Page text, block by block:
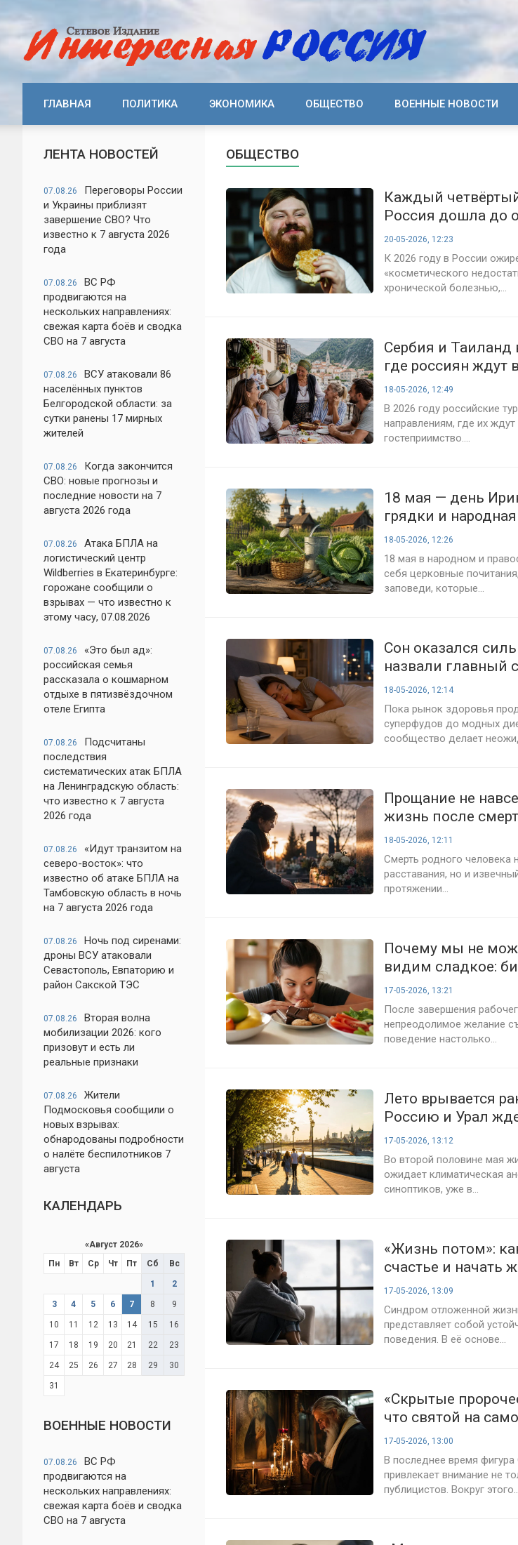
ГЛАВНАЯ ПОЛИТИКА ЭКОНОМИКА ОБЩЕСТВО ВОЕННЫЕ НОВОСТИ
ЛЕНТА НОВОСТЕЙ
07.08.26
Переговоры России
и Украины приблизят
завершение СВО? Что
известно к 7 августа 2026
года
07.08.26
ВС РФ
продвигаются на
нескольких направлениях:
свежая карта боёв и сводка
СВО на 7 августа
07.08.26
ВСУ атаковали 86
населённых пунктов
Белгородской области: за
сутки ранены 17 мирных
жителей
07.08.26
Когда закончится
СВО: новые прогнозы и
последние новости на 7
августа 2026 года
07.08.26
Атака БПЛА на
логистический центр
Wildberries в Екатеринбурге:
горожане сообщили о
взрывах — что известно к
этому часу, 07.08.2026
07.08.26
«Это был ад»:
российская семья
рассказала о кошмарном
отдыхе в пятизвёздочном
отеле Египта
07.08.26
Подсчитаны
последствия
систематических атак БПЛА
на Ленинградскую область:
что известно к 7 августа
2026 года
07.08.26
«Идут транзитом на
северо-восток»: что
известно об атаке БПЛА на
Тамбовскую область в ночь
на 7 августа 2026 года
07.08.26
Ночь под сиренами:
дроны ВСУ атаковали
Севастополь, Евпаторию и
район Сакской ТЭС
07.08.26
Вторая волна
мобилизации 2026: кого
призовут и есть ли
реальные признаки
07.08.26
Жители
Подмосковья сообщили о
новых взрывах:
обнародованы подробности
о налёте беспилотников 7
августа
КАЛЕНДАРЬ
«Август 2026»
Пн
Вт Ср Чт Пт Сб Вс
1 2
3 4 5 6 7 8 9
10 11 12 13 14 15 16
17 18 19 20 21 22 23
24 25 26 27 28 29 30
31
ВОЕННЫЕ НОВОСТИ
07.08.26
ВС РФ
продвигаются на
нескольких направлениях:
свежая карта боёв и сводка
СВО на 7 августа
ОБЩЕСТВО
Каждый
Россия дошла до
будет в 2026-м
20-05-2026, 12:23
К 2026 году в России
«косметического
хронической болезнью,...
Сербия и Таиланд
где россиян ждут
18-05-2026, 12:49
В 2026 году российские
направлениям, где их
гостеприимство....
18 мая — день
грядки и
один праздник
18-05-2026, 12:26
18 мая в народном и
себя церковные
заповеди, которые...
Сон оказался
назвали главный
18-05-2026, 12:14
Пока рынок здоровья
суперфудов до модных
сообщество делает
Прощание не
жизнь после
18-05-2026, 12:11
Смерть родного человека
расставания, но и
протяжении...
Почему мы не
видим сладкое:
17-05-2026, 13:21
После завершения
непреодолимое желание
поведение настолько...
Лето врывается
Россию и Урал
17-05-2026, 13:12
Во второй половине мая
ожидает климатическая
синоптиков, уже в...
«Жизнь потом»:
счастье и начать
17-05-2026, 13:09
Синдром отложенной
представляет собой
поведения. В её основе...
«Скрытые
что святой на
современному миру
17-05-2026, 13:00
В последнее время
привлекает внимание не
публицистов. Вокруг